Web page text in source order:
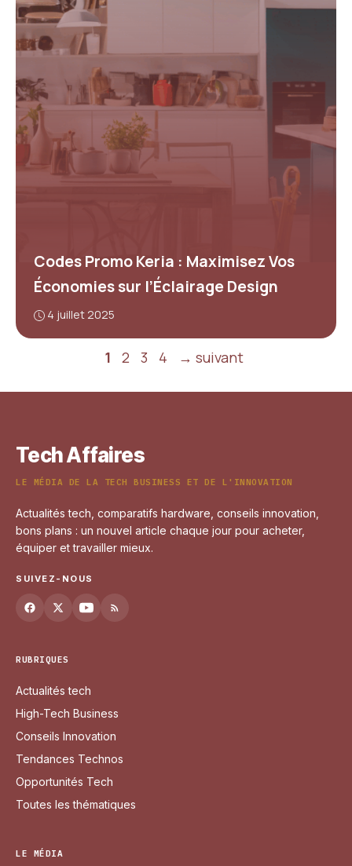
Codes Promo Keria : Maximisez Vos
Économies sur l’Éclairage Design
4 juillet 2025
Page
1 Page
2 Page
3 Page
4 → suivant
Tech Affaires
LE MÉDIA DE LA TECH BUSINESS ET DE L'INNOVATION
Actualités tech, comparatifs hardware, conseils innovation,
bons plans : un nouvel article chaque jour pour acheter,
équiper et travailler mieux.
SUIVEZ-NOUS
RUBRIQUES
Actualités tech
High-Tech Business
Conseils Innovation
Tendances Technos
Opportunités Tech
Toutes les thématiques
LE MÉDIA